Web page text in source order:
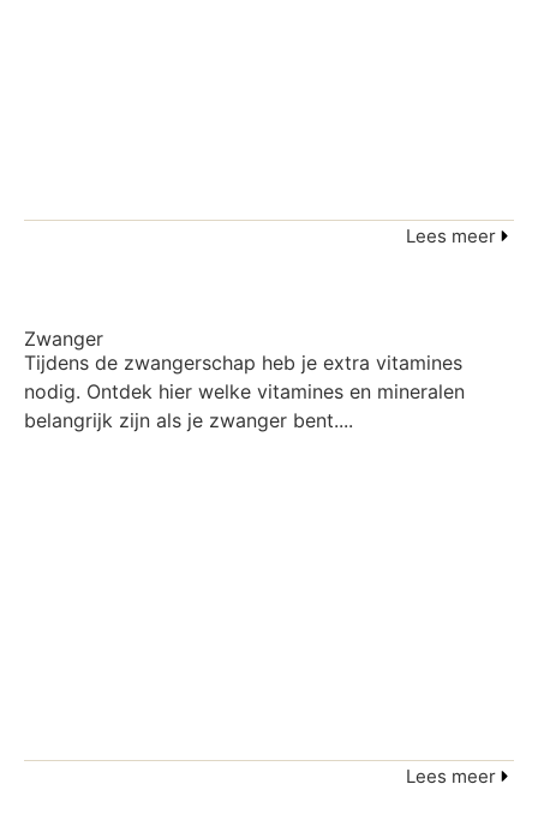
Lees meer
Zwanger
Tijdens de zwangerschap heb je extra vitamines
nodig. Ontdek hier welke vitamines en mineralen
belangrijk zijn als je zwanger bent....
Lees meer